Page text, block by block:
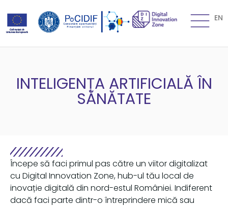
EN
INTELIGENȚA ARTIFICIALĂ ÎN
SĂNĂTATE
Începe să faci primul pas către un viitor digitalizat
cu Digital Innovation Zone, hub-ul tău local de
inovație digitală din nord-estul României. Indiferent
dacă faci parte dintr-o întreprindere mică sau